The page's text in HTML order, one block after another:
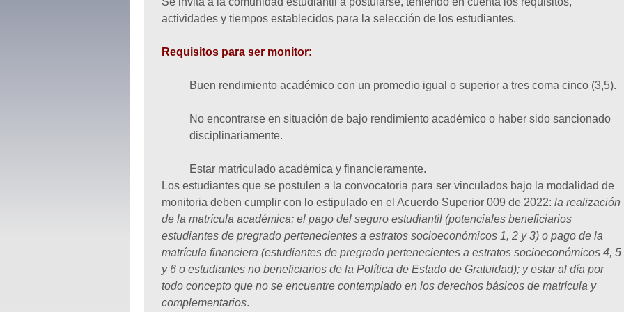
actividades y tiempos establecidos para la selección de los estudiantes.
Requisitos para ser monitor:
Buen rendimiento académico con un promedio igual o superior a tres coma cinco (3,5).
No encontrarse en situación de bajo rendimiento académico o haber sido sancionado
disciplinariamente.
Estar matriculado académica y financieramente.
Los estudiantes que se postulen a la convocatoria para ser vinculados bajo la modalidad de
monitoria deben cumplir con lo estipulado en el Acuerdo Superior 009 de 2022: la realización
de la matrícula académica; el pago del seguro estudiantil (potenciales beneficiarios
estudiantes de pregrado pertenecientes a estratos socioeconómicos 1, 2 y 3) o pago de la
matrícula financiera (estudiantes de pregrado pertenecientes a estratos socioeconómicos 4, 5
y 6 o estudiantes no beneficiarios de la Política de Estado de Gratuidad); y estar al día por
todo concepto que no se encuentre contemplado en los derechos básicos de matrícula y
complementarios.